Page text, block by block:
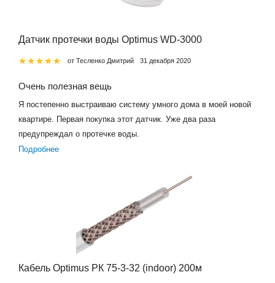
Датчик протечки воды Optimus WD-3000
от Тесленко Дмитрий 31 декабря 2020
Очень полезная вещь
Я постепенно выстраиваю систему умного дома в моей новой
квартире. Первая покупка этот датчик. Уже два раза
предупреждал о протечке воды.
Подробнее
Кабель Optimus РК 75-3-32 (indoor) 200м